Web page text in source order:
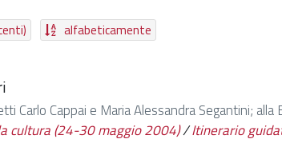
alfabeticamente
Carlo Cappai e Maria Alessandra Segantini;
cultura (24-30 maggio 2004)/Itinerario